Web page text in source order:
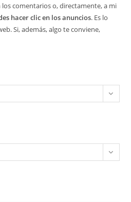
comentarios o, directamente, a mi
hacer clic en los anuncios. Es lo
Si, además, algo te conviene,